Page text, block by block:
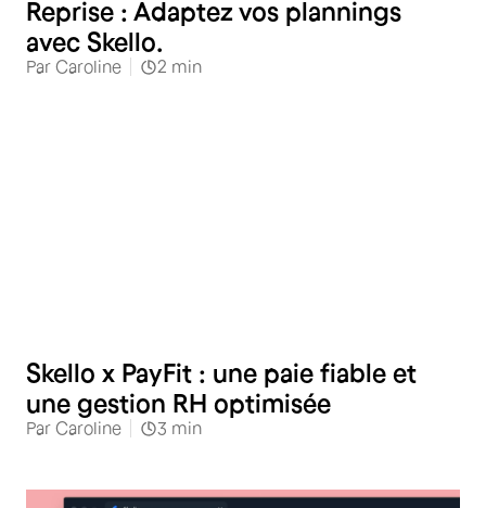
Reprise : Adaptez vos plannings
avec Skello.
Par Caroline 2 min
Skello x PayFit : une paie fiable et
une gestion RH optimisée
Par Caroline 3 min